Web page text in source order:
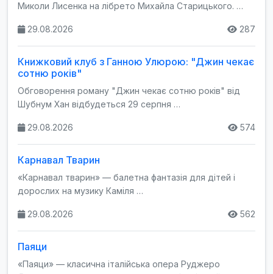
Миколи Лисенка на лібрето Михайла Старицького. …
29.08.2026 287
Книжковий клуб з Ганною Улюрою: "Джин чекає
сотню років"
Обговорення роману "Джин чекає сотню років" від
Шубнум Хан відбудеться 29 серпня …
29.08.2026 574
Карнавал Тварин
«Карнавал тварин» — балетна фантазія для дітей і
дорослих на музику Каміля …
29.08.2026 562
Паяци
«Паяци» — класична італійська опера Руджеро